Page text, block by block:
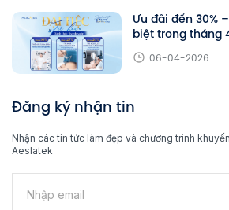
Ưu đãi đến 30%
biệt trong tháng
06-04-2026
Đăng ký nhận tin
Nhận các tin tức làm đẹp và chương trình
Aeslatek